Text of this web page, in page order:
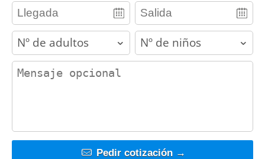
adults children
contact_message
Pedir cotización →